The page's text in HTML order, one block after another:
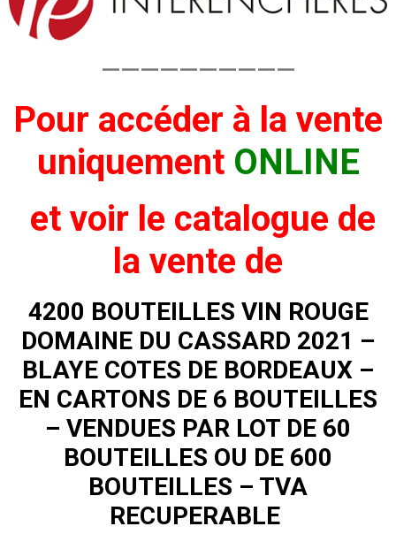
——————————
Pour accéder à la vente
uniquement ONLINE
et voir le catalogue de
la vente de
4200 BOUTEILLES VIN ROUGE
DOMAINE DU CASSARD 2021 –
BLAYE COTES DE BORDEAUX –
EN CARTONS DE 6 BOUTEILLES
– VENDUES PAR LOT DE 60
BOUTEILLES OU DE 600
BOUTEILLES – TVA
RECUPERABLE